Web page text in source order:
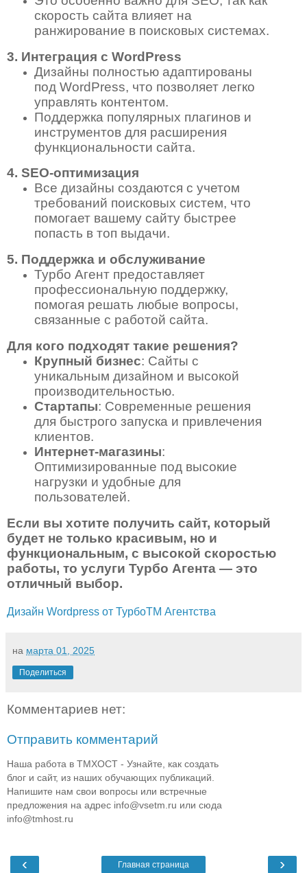
скорость сайта влияет на
ранжирование в поисковых системах.
3. Интеграция с WordPress
Дизайны полностью адаптированы
под WordPress, что позволяет легко
управлять контентом.
Поддержка популярных плагинов и
инструментов для расширения
функциональности сайта.
4. SEO-оптимизация
Все дизайны создаются с учетом
требований поисковых систем, что
помогает вашему сайту быстрее
попасть в топ выдачи.
5. Поддержка и обслуживание
Турбо Агент предоставляет
профессиональную поддержку,
помогая решать любые вопросы,
связанные с работой сайта.
Для кого подходят такие решения?
Крупный бизнес: Сайты с
уникальным дизайном и высокой
производительностью.
Стартапы: Современные решения
для быстрого запуска и привлечения
клиентов.
Интернет-магазины:
Оптимизированные под высокие
нагрузки и удобные для
пользователей.
Если вы хотите получить сайт, который
будет не только красивым, но и
функциональным, с высокой скоростью
работы, то услуги Турбо Агента — это
отличный выбор.
Дизайн Wordpress от ТурбоТМ Агентства
на марта 01, 2025
Поделиться
Комментариев нет:
Отправить комментарий
Наша работа в ТМХОСТ - Узнайте, как создать
блог и сайт, из наших обучающих публикаций.
Напишите нам свои вопросы или встречные
предложения на адрес info@vsetm.ru или сюда
info@tmhost.ru
‹ ›
Главная страница